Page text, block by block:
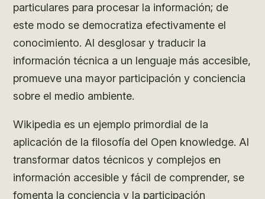
particulares para procesar la información; de
este modo se democratiza efectivamente el
conocimiento. Al desglosar y traducir la
información técnica a un lenguaje más accesible,
promueve una mayor participación y conciencia
sobre el medio ambiente.
Wikipedia es un ejemplo primordial de la
aplicación de la filosofía del Open knowledge. Al
transformar datos técnicos y complejos en
información accesible y fácil de comprender, se
fomenta la conciencia y la participación